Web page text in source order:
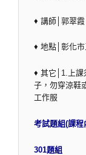
♦ 講師│郭翠
♦ 地點│彰化
♦ 其它│1.上
子，勿穿涼鞋
工作服
考試題組(
301題組